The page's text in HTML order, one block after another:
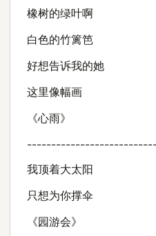
橡树的绿叶啊
白色的竹篱笆
好想告诉我的她
这里像幅画
《心雨》
我顶着大太阳
只想为你撑伞
《园游会》